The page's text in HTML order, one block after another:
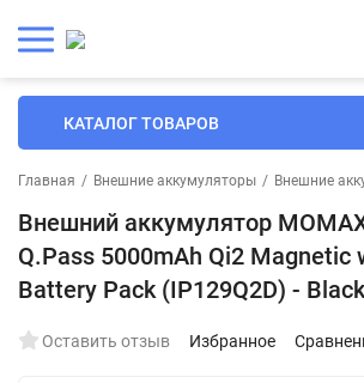
КАТАЛОГ ТОВАРОВ
Главная / Внешние аккумуляторы / Внешние
Внешний аккумулятор
Q.Pass 5000mAh Qi2 Magnetic
Battery Pack (IP129Q2D) - Black
Оставить отзыв Избранное